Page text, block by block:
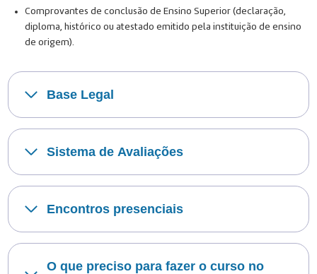
Comprovantes de conclusão de Ensino Superior (declaração,
diploma, histórico ou atestado emitido pela instituição de ensino
de origem).
Base Legal
Sistema de Avaliações
Encontros presenciais
O que preciso para fazer o curso no